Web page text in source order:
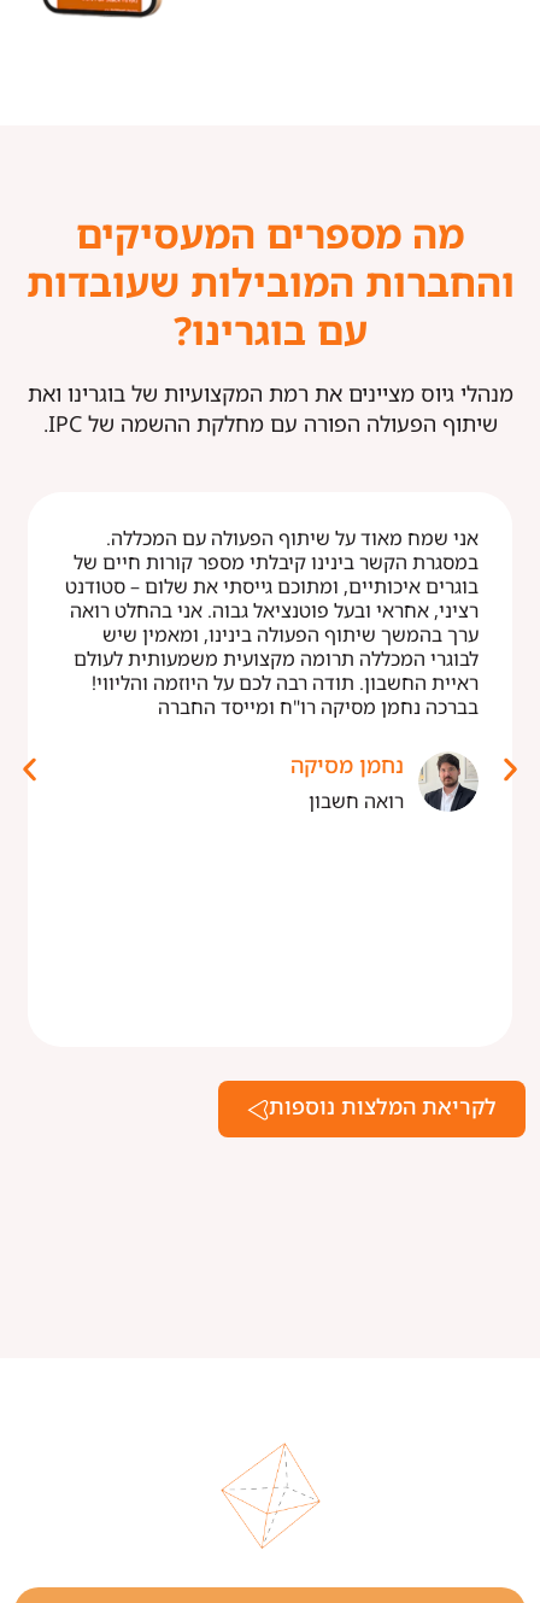
מה מספרים המעסיקים
והחברות המובילות שעובדות
עם בוגרינו?
מנהלי גיוס מציינים את רמת המקצועיות של בוגרינו ואת
שיתוף הפעולה הפורה עם מחלקת ההשמה של IPC.
אני שמח מאוד על שיתוף הפעולה עם המכללה.
במסגרת הקשר בינינו קיבלתי מספר קורות חיים של
בוגרים איכותיים, ומתוכם גייסתי את שלום – סטודנט
רציני, אחראי ובעל פוטנציאל גבוה. אני בהחלט רואה
ערך בהמשך שיתוף הפעולה בינינו, ומאמין שיש
לבוגרי המכללה תרומה מקצועית משמעותית לעולם
ראיית החשבון. תודה רבה לכם על היוזמה והליווי!
בברכה נחמן מסיקה רו"ח ומייסד החברה
נחמן מסיקה
רואה חשבון
לקריאת המלצות נוספות